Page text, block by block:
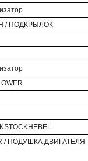
/ ПОДКРЫЛОК
/ ПОДУШКА ДВИГАТЕЛЯ